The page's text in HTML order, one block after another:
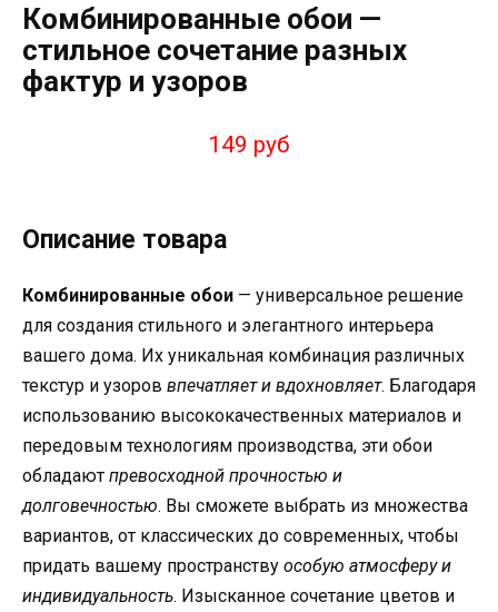
Комбинированные обои —
стильное сочетание разных
фактур и узоров
149 руб
Описание товара
Комбинированные обои — универсальное решение
для создания стильного и элегантного интерьера
вашего дома. Их уникальная комбинация различных
текстур и узоров впечатляет и вдохновляет. Благодаря
использованию высококачественных материалов и
передовым технологиям производства, эти обои
обладают превосходной прочностью и
долговечностью. Вы сможете выбрать из множества
вариантов, от классических до современных, чтобы
придать вашему пространству особую атмосферу и
индивидуальность. Изысканное сочетание цветов и